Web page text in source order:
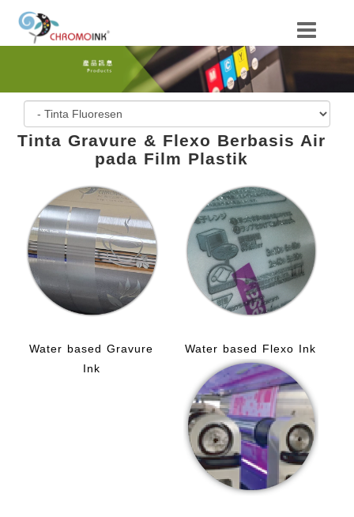
Tinta Gravure & Flexo Berbasis Air
pada Film Plastik
Water based Gravure
Ink
Water based Flexo Ink